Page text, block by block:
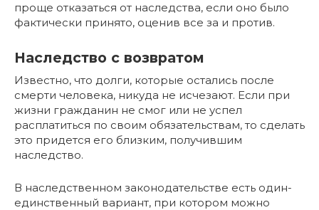
проще отказаться от наследства, если оно было
фактически принято, оценив все за и против.
Наследство с возвратом
Известно, что долги, которые остались после
смерти человека, никуда не исчезают. Если при
жизни гражданин не смог или не успел
расплатиться по своим обязательствам, то сделать
это придется его близким, получившим
наследство.
В наследственном законодательстве есть один-
единственный вариант, при котором можно